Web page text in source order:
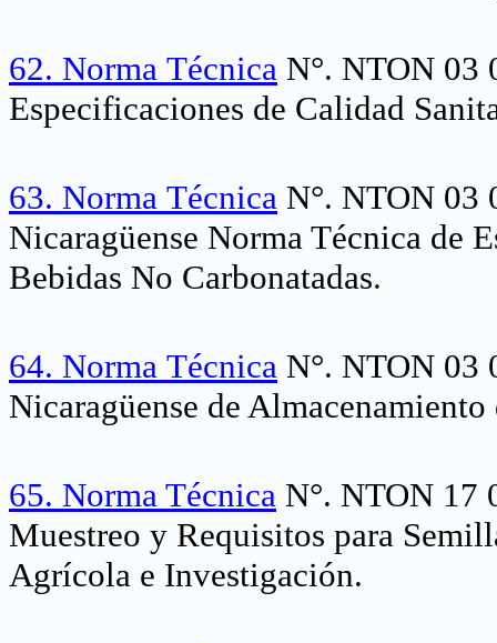
62. Norma Técnica N°. NTON 03
Especificaciones de Calidad
63. Norma Técnica N°. NTON 03
Nicaragüense Norma Técnica de
Bebidas No Carbonatadas.
64. Norma Técnica N°. NTON 03
Nicaragüense de
65. Norma Técnica N°. NTON 17
Muestreo y Requisitos para
Agrícola e Investigación.